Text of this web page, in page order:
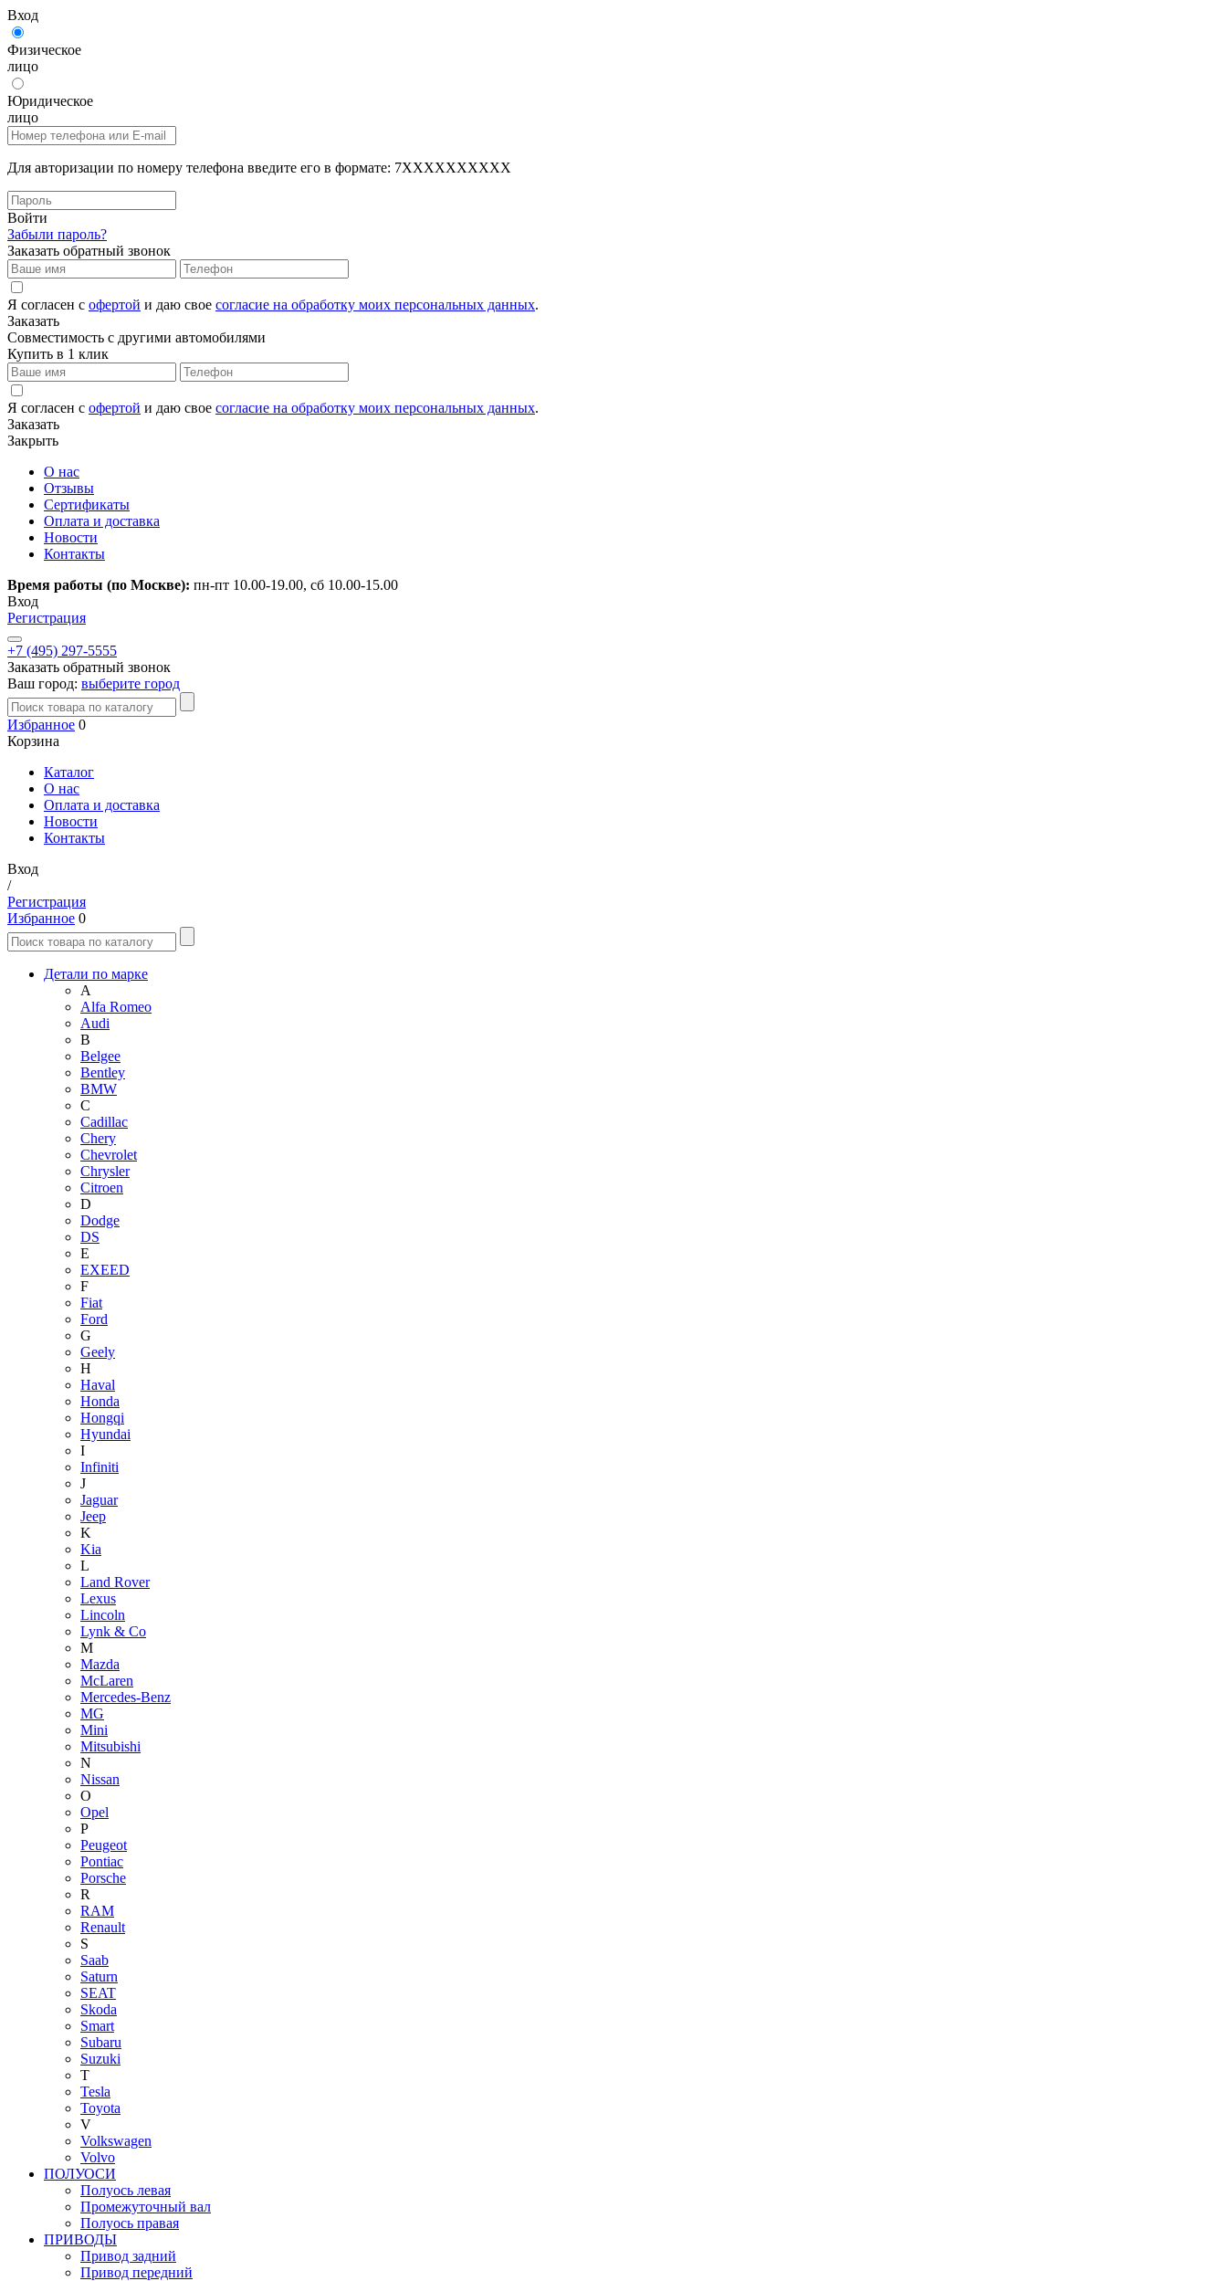
Вход
Физическое
лицо
Юридическое
лицо
Для авторизации по номеру телефона введите его в формате: 7XXXXXXXXXX
Войти
Забыли пароль?
Заказать обратный звонок
Я согласен с офертой и даю свое согласие на обработку моих персональных данных.
Заказать
Совместимость с другими автомобилями
Купить в 1 клик
Я согласен с офертой и даю свое согласие на обработку моих персональных данных.
Заказать
Закрыть
О нас
Отзывы
Сертификаты
Оплата и доставка
Новости
Контакты
Время работы (по Москве): пн-пт 10.00-19.00, сб 10.00-15.00
Вход
Регистрация
+7 (495) 297-5555
Заказать обратный звонок
Ваш город: выберите город
Избранное 0
Корзина
Каталог
О нас
Оплата и доставка
Новости
Контакты
Вход
/
Регистрация
Избранное 0
Детали по марке
A
Alfa Romeo
Audi
B
Belgee
Bentley
BMW
C
Cadillac
Chery
Chevrolet
Chrysler
Citroen
D
Dodge
DS
E
EXEED
F
Fiat
Ford
G
Geely
H
Haval
Honda
Hongqi
Hyundai
I
Infiniti
J
Jaguar
Jeep
K
Kia
L
Land Rover
Lexus
Lincoln
Lynk & Co
M
Mazda
McLaren
Mercedes-Benz
MG
Mini
Mitsubishi
N
Nissan
O
Opel
P
Peugeot
Pontiac
Porsche
R
RAM
Renault
S
Saab
Saturn
SEAT
Skoda
Smart
Subaru
Suzuki
T
Tesla
Toyota
V
Volkswagen
Volvo
ПОЛУОСИ
Полуось левая
Промежуточный вал
Полуось правая
ПРИВОДЫ
Привод задний
Привод передний